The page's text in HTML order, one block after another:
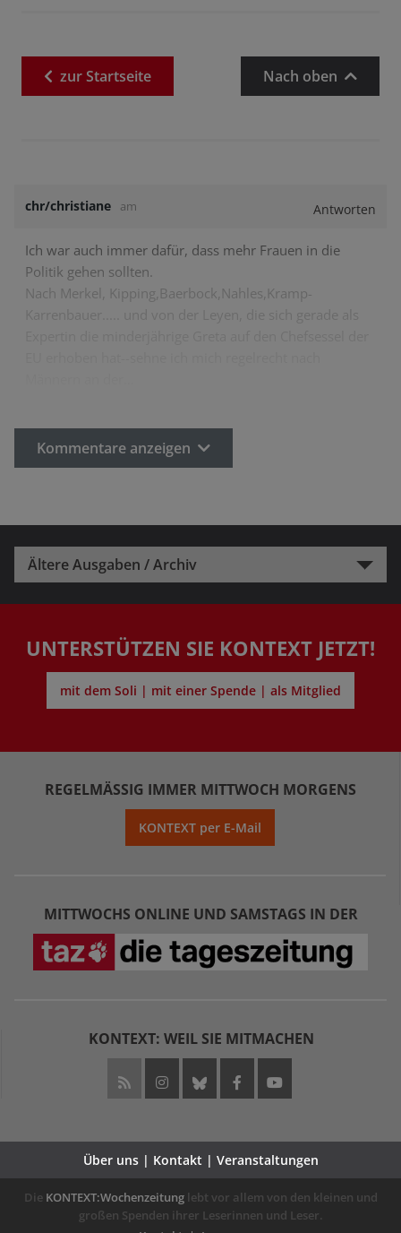
zurStartseite Nach oben
chr/christiane am Antworten
Ich war auch immer dafür, dass mehr Frauen in die
Politik gehen sollten.
Nach Merkel, Kipping,Baerbock,Nahles,Kramp-
Kommentare anzeigen
Ältere Ausgaben / Archiv
UNTERSTÜTZEN SIE KONTEXT JETZT!
mit dem Soli | mit einer Spende | als Mitglied
REGELMÄSSIG IMMER MITTWOCH MORGENS
KONTEXT per E-Mail
MITTWOCHS ONLINE UND SAMSTAGS IN DER
KONTEXT: WEIL SIE MITMACHEN
Über uns | Kontakt | Veranstaltungen
Die KONTEXT:Wochenzeitunglebt vor allem von den kleinen und
großen Spenden ihrer Leserinnen und Leser.